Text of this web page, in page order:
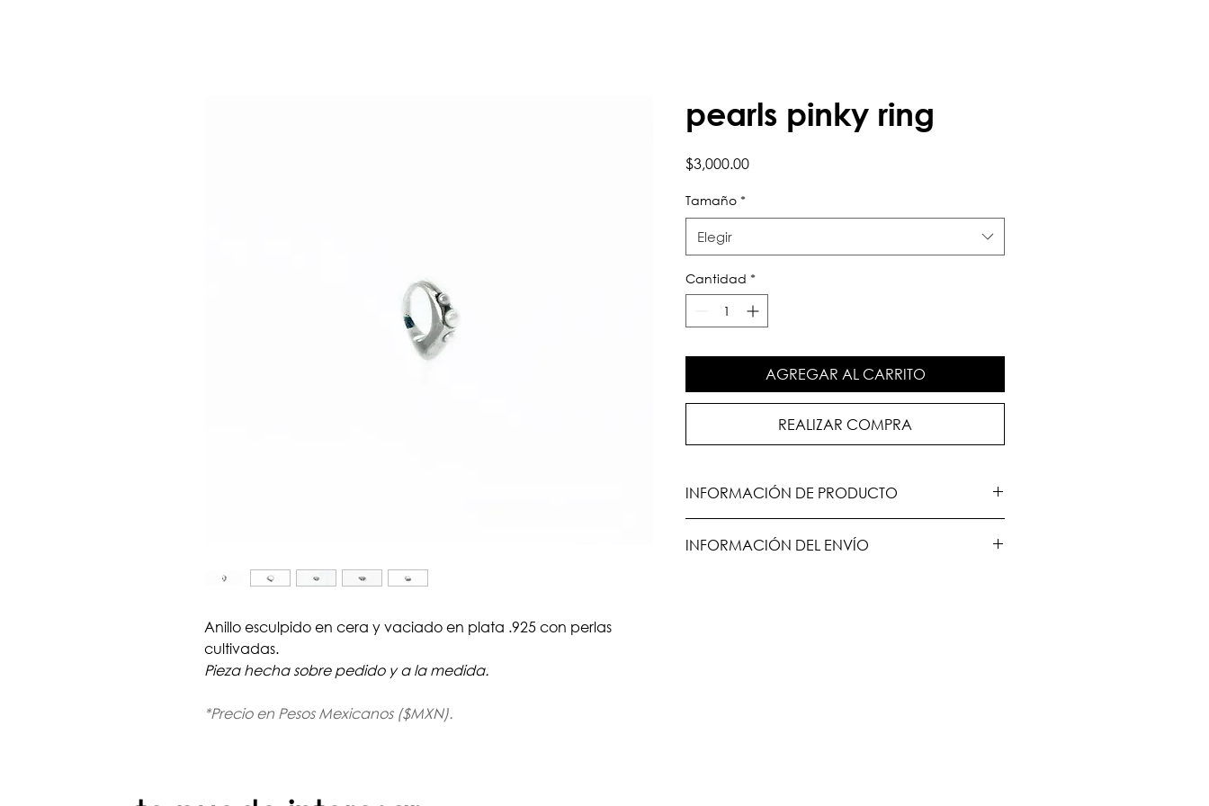
Anillo esculpido en cera y vaciado en plata .925 con perlas
cultivadas.
Pieza hecha sobre pedido y a la medida.
*Precio en Pesos Mexicanos ($MXN).
pearls pinky ring
$3,000.00Precio
Tamaño *
Elegir
Cantidad *
AGREGAR AL CARRITO
REALIZAR COMPRA
INFORMACIÓN DE PRODUCTO
yupon request, por lo que el tiempo de
INFORMACIÓN DEL ENVÍO